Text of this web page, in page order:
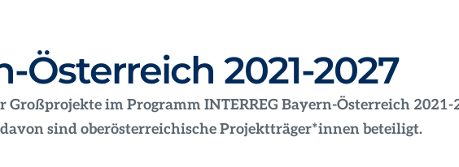
Österreich 2021-2027
im Programm INTERREG Bayern-Österreich 2021-
sind oberösterreichische Projektträger*innen beteiligt.